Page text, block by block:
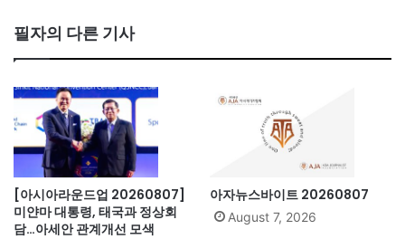
필자의 다른 기사
[아시아라운드업 20260807]
미얀마 대통령, 태국과 정상회
담…아세안 관계개선 모색
아자뉴스바이트 20260807
August 7, 2026